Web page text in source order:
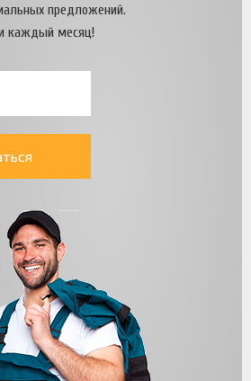
предложений.
каждый месяц!